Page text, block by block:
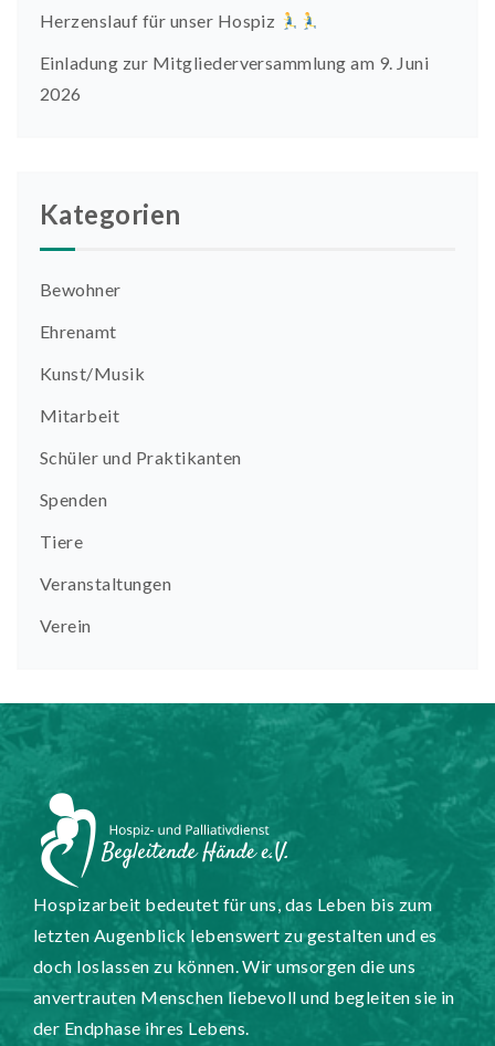
Herzenslauf für unser Hospiz
Einladung zur Mitgliederversammlung am 9. Juni
2026
Kategorien
Bewohner
Ehrenamt
Kunst/Musik
Mitarbeit
Schüler und Praktikanten
Spenden
Tiere
Veranstaltungen
Verein
Hospizarbeit bedeutet für uns, das Leben bis zum
letzten Augenblick lebenswert zu gestalten und es
doch loslassen zu können. Wir umsorgen die uns
anvertrauten Menschen liebevoll und begleiten sie in
der Endphase ihres Lebens.